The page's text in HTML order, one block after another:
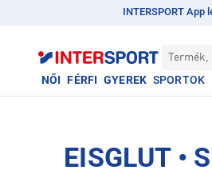
INTERSPORT App
NŐI FÉRFI GYEREK SPORTOK
EISGLUT •